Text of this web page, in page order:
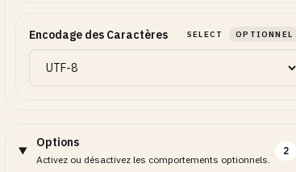
Encodage des Caractères SELECT OPTIONNEL
Options
Activez ou désactivez les comportements optionnels.
2